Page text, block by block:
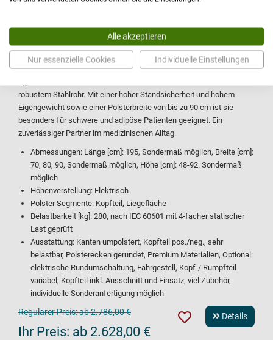
2000, 2001
Auf der Suche nach einer bariatrische Behandlungsliege, die sowohl
Eleganz als auch Stabilität vereint? Die Untersuchungsliege »DX
Plus« kombiniert Eleganz mit beeindruckender Belastbarkeit von 280
robustem Stahlrohr. Mit einer hoher Standsicherheit und hohem
Eigengewicht sowie einer Polsterbreite von bis zu 90 cm ist sie
besonders für schwere und adipöse Patienten geeignet. Ein
zuverlässiger Partner im medizinischen Alltag.
Abmessungen: Länge [cm]: 195, Sondermaß möglich, Breite [cm]:
70, 80, 90, Sondermaß möglich, Höhe [cm]: 48-92. Sondermaß
möglich
Höhenverstellung: Elektrisch
Polster Segmente: Kopfteil, Liegefläche
Belastbarkeit [kg]: 280, nach IEC 60601 mit 4-facher statischer
Last geprüft
Ausstattung: Kanten umpolstert, Kopfteil pos./neg., sehr
belastbar, Polsterecken gerundet, Premium Materialien, Optional:
elektrische Rundumschaltung, Fahrgestell, Kopf-/ Rumpfteil
variabel, Kopfteil inkl. Ausschnitt und Einsatz, viel Zubehör,
individuelle Sonderanfertigung möglich
Regulärer Preis:ab 2.786,00 €
Ihr Preis: ab 2.628,00 €
Details
Alle akzeptieren
Nur essenzielle Cookies Individuelle Einstellungen